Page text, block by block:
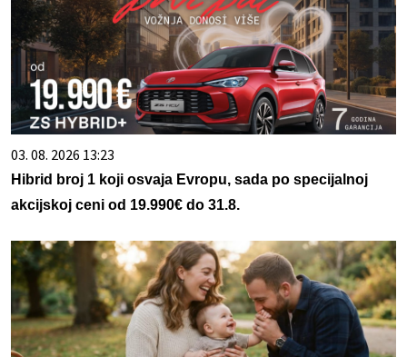
03. 08. 2026 13:23
Hibrid broj 1 koji osvaja Evropu, sada po specijalnoj
akcijskoj ceni od 19.990€ do 31.8.